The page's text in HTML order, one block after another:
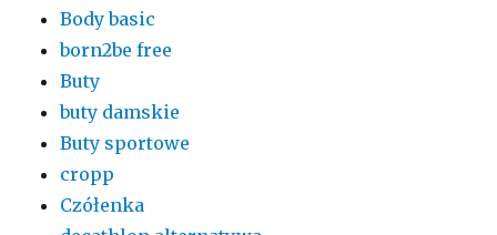
Body basic
born2be free
Buty
buty damskie
Buty sportowe
cropp
Czółenka